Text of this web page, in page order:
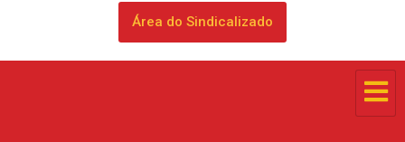
Área do Sindicalizado